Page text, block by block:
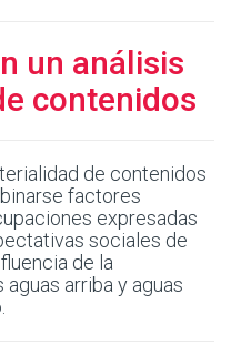
un análisis
contenidos
de contenidos
factores
expresadas
sociales de
de la
arriba y aguas